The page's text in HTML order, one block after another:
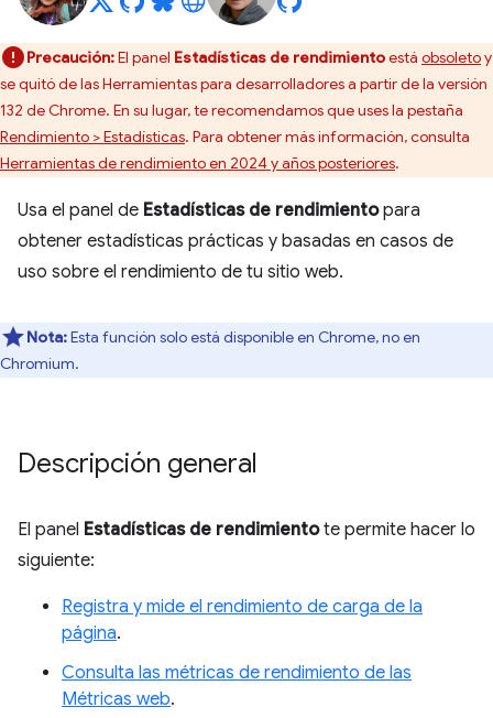
Precaución:El panel Estadísticas de rendimientoestá obsoletoy
se quitó de las Herramientas para desarrolladores a partir de la versión
132 de Chrome. En su lugar, te recomendamos que uses la pestaña
Rendimiento > Estadísticas. Para obtener más información, consulta
Herramientas de rendimiento en 2024 y años posteriores.
Usa el panel de Estadísticas de rendimientopara
obtener estadísticas prácticas y basadas en casos de
uso sobre el rendimiento de tu sitio web.
Nota:Esta función solo está disponible en Chrome, no en
Chromium.
Descripción general
El panel Estadísticas de rendimientote permite hacer lo
siguiente:
Registra y mide el rendimiento de carga de la
página.
Consulta las métricas de rendimiento de las
Métricas web.